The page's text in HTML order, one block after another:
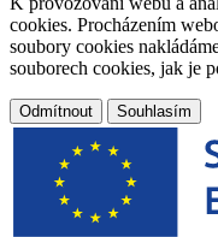
cookies. Procházením
soubory cookies
souborech cookies, jak je
Odmítnout Souhlasím